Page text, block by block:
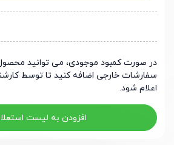
در صورت کمبود موجودی، می توانید
سفارشات خارجی اضافه کنید تا توسط
اعلام شود.
افزودن به لیست